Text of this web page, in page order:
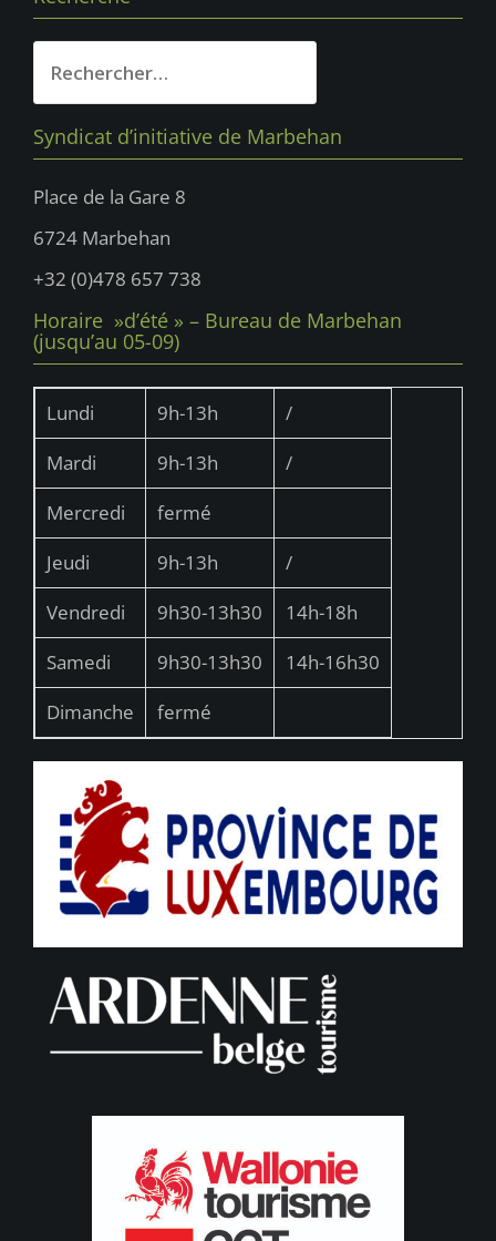
Syndicat d’initiative de Marbehan
Place de la Gare 8
6724 Marbehan
+32 (0)478 657 738
Horaire »d’été » – Bureau de Marbehan
(jusqu’au 05-09)
Lundi 9h-13h
/
Mardi
9h-13h
/
Mercredi
fermé
Jeudi
9h-13h
/
Vendredi
9h30-13h30
14h-18h
Samedi
9h30-13h30
14h-16h30
Dimanche
fermé